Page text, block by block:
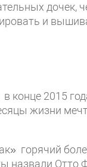
дочек,
и
2015
жизни
горячий
назвали Отто